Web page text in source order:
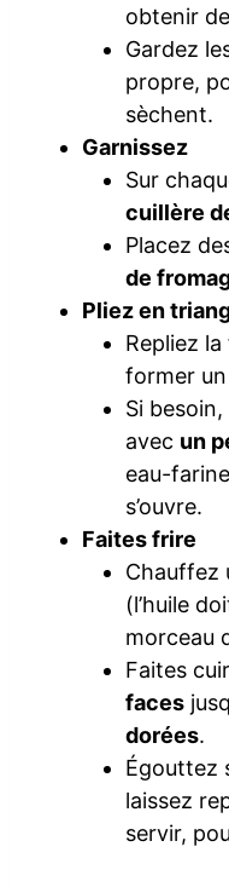
obtenir
Gardez
propre,
sèchent.
Garnissez
Sur
cuillère
Placez
de
Pliez en
Repliez
former
Si
avec un
eau-
s’ouvre.
Faites frire
Chauffez
(l’huile
morceau
Faites
faces
dorées.
Égouttez
laissez
servir,